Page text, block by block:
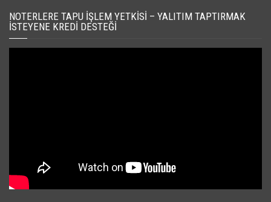
NOTERLERE TAPU İŞLEM YETKISI – YALITIM TAPTIRMAK
İSTEYENE KREDI DESTEĞI